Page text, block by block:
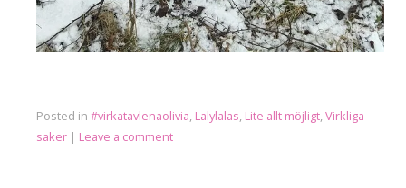
Posted in#virkatavlenaolivia, Lalylalas, Lite allt möjligt,Virkliga
saker | Leave a comment